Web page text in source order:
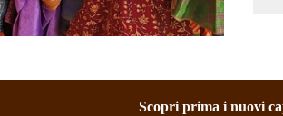
Scopri prima i nuovi